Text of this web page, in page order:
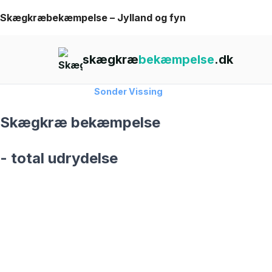
Skip
Skægkræbekæmpelse – Jylland og fyn
skægkræbekæmpelse.dk
Sonder Vissing
Skægkræ bekæmpelse
- total udrydelse